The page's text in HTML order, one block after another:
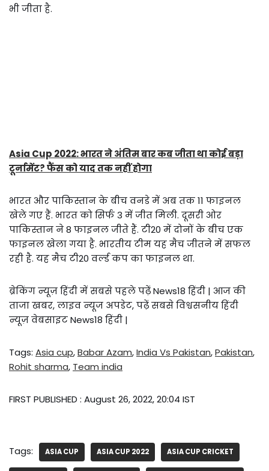
भी जीता है.
Asia Cup 2022: भारत ने अंतिम बार कब जीता था कोई बड़ा
टूर्नामेंट? फैंस को याद तक नहीं होगा
भारत और पाकिस्तान के बीच वनडे में अब तक 11 फाइनल
खेले गए हैं. भारत को सिर्फ 3 में जीत मिली. दूसरी ओर
पाकिस्तान ने 8 फाइनल जीते हैं. टी20 में दोनों के बीच एक
फाइनल खेला गया है. भारतीय टीम यह मैच जीतने में सफल
रही है. यह मैच टी20 वर्ल्ड कप का फाइनल था.
ब्रेकिंग न्यूज़ हिंदी में सबसे पहले पढ़ें News18 हिंदी | आज की
ताजा खबर, लाइव न्यूज अपडेट, पढ़ें सबसे विश्वसनीय हिंदी
न्यूज़ वेबसाइट News18 हिंदी |
Tags: Asia cup,Babar Azam,India Vs Pakistan,Pakistan,
Rohit sharma, Team india
FIRST PUBLISHED : August 26, 2022, 20:04 IST
Tags: ASIA CUP ASIA CUP 2022 ASIA CUP CRICKET